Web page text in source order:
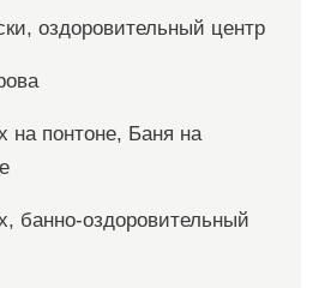
оздоровительный центр
на понтоне, Баня на
банно-оздоровительный